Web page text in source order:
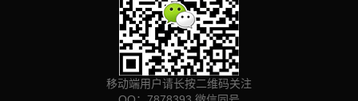
移动端用户请长按二维码关注